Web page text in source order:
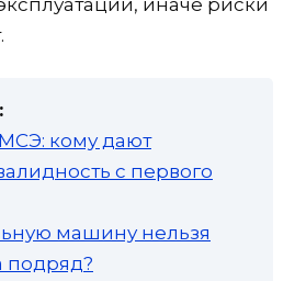
кому дают
с первого
машину нельзя
подряд?